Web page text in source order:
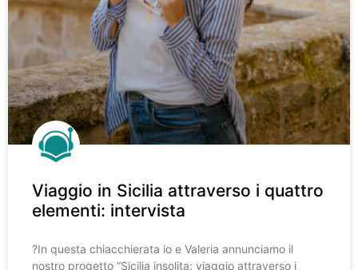
Viaggio in Sicilia attraverso i quattro
elementi: intervista
?️In questa chiacchierata io e Valeria annunciamo il
nostro progetto “Sicilia insolita: viaggio attraverso i